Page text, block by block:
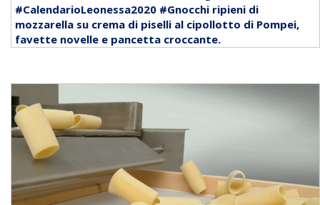
#CalendarioLeonessa2020 #Gnocchi ripieni di
mozzarella su crema di piselli al cipollotto di Pompei,
favette novelle e pancetta croccante.